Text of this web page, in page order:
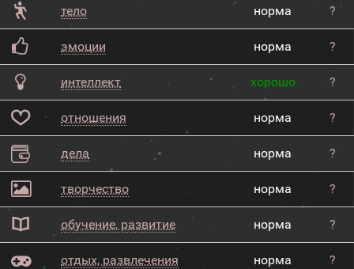
тело норма ?
эмоции норма ?
интеллект хорошо ?
отношения норма ?
дела норма ?
творчество норма ?
обучение, развитие норма ?
отдых, развлечения норма ?